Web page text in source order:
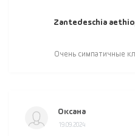
Zantedeschia
Очень симпатичные
Оксана
19.09.2024